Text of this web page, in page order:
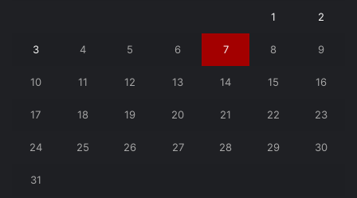
1 2
3 4 5 6 7 8 9
10 11 12 13 14 15 16
17 18 19 20 21 22 23
24 25 26 27 28 29 30
31